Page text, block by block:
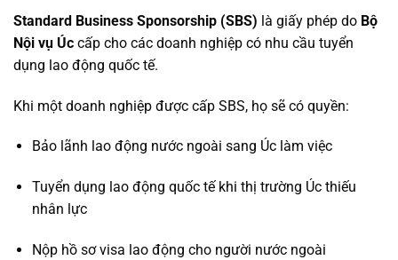
Standard Business Sponsorship (SBS) là giấy phép do Bộ
Nội vụ Úc cấp cho các doanh nghiệp có nhu cầu tuyển
dụng lao động quốc tế.
Khi một doanh nghiệp được cấp SBS, họ sẽ có quyền:
Bảo lãnh lao động nước ngoài sang Úc làm việc
Tuyển dụng lao động quốc tế khi thị trường Úc thiếu
nhân lực
Nộp hồ sơ visa lao động cho người nước ngoài